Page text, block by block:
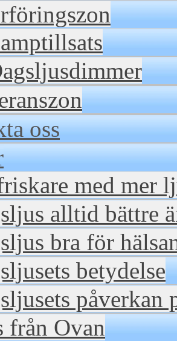
oss
med mer
alltid bättre
bra för
betydelse
påverkan
från Ovan